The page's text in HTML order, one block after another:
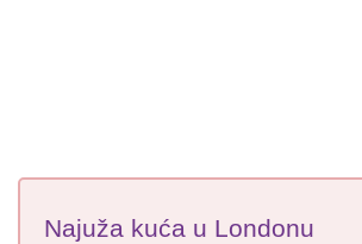
Najuža kuća u Londonu